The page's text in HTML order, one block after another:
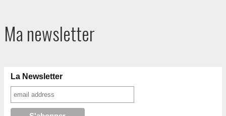
Ma newsletter
La Newsletter